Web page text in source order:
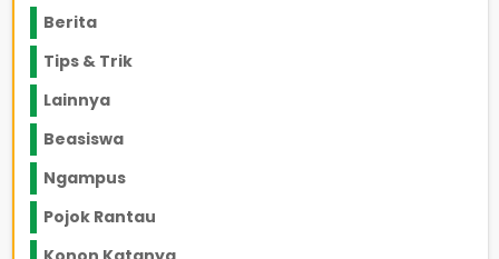
Berita
Tips & Trik
Lainnya
Beasiswa
Ngampus
Pojok Rantau